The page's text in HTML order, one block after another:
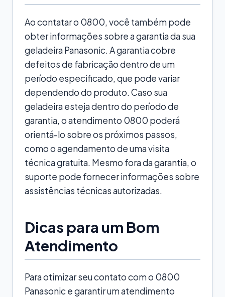
Ao contatar o 0800, você também pode
obter informações sobre a garantia da sua
geladeira Panasonic. A garantia cobre
defeitos de fabricação dentro de um
período especificado, que pode variar
dependendo do produto. Caso sua
geladeira esteja dentro do período de
garantia, o atendimento 0800 poderá
orientá-lo sobre os próximos passos,
como o agendamento de uma visita
técnica gratuita. Mesmo fora da garantia, o
suporte pode fornecer informações sobre
assistências técnicas autorizadas.
Dicas para um Bom
Atendimento
Para otimizar seu contato com o 0800
Panasonic e garantir um atendimento